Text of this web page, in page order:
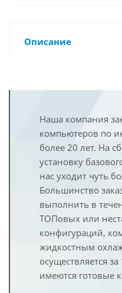
Описание
Наша компания
компьютеров по
более 20 лет. На
установку
нас уходит чуть
Большинство
выполнить в
ТОПовых или
конфигураций,
жидкостным
осуществляется
имеются готовые